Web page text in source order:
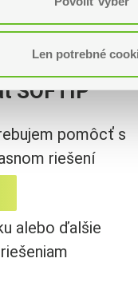
Len potrebné
SOFTIP
pomôcť s
riešení
alebo ďalšie